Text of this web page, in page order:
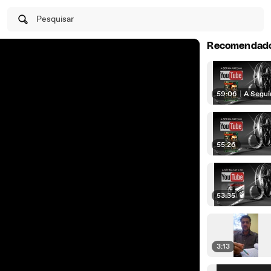
Pesquisar
59:06 A
55:26
53:35
3:13